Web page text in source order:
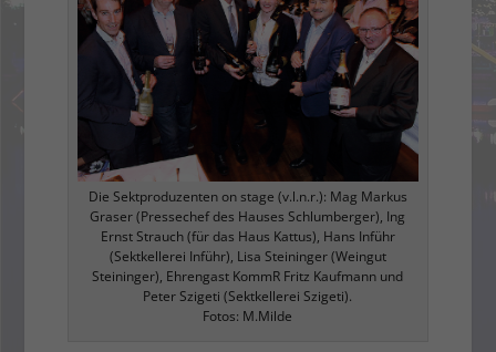
Die Sektproduzenten on stage (v.l.n.r.): Mag Markus
Graser (Pressechef des Hauses Schlumberger), Ing
Ernst Strauch (für das Haus Kattus), Hans Inführ
(Sektkellerei Inführ), Lisa Steininger (Weingut
Steininger), Ehrengast KommR Fritz Kaufmann und
Peter Szigeti (Sektkellerei Szigeti).
Fotos: M.Milde